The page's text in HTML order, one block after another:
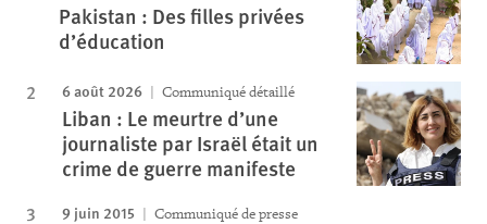
Pakistan : Des filles privées
d’éducation
6 août 2026 Communiqué détaillé
Liban : Le meurtre d’une
journaliste par Israël était un
crime de guerre manifeste
9 juin 2015 Communiqué de presse